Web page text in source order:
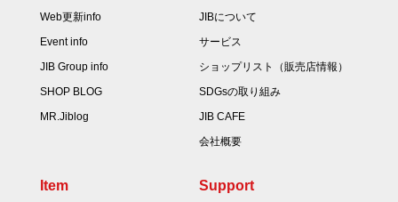
Web更新info
Event info
JIB Group info
SHOP BLOG
MR.Jiblog
JIBについて
サービス
ショップリスト（販売店情報）
SDGsの取り組み
JIB CAFE
会社概要
Item Support